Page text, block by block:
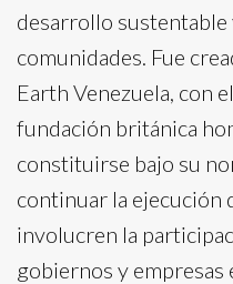
desarrollo
comunidades. Fue
Earth Venezuela, con
fundación británica
constituirse bajo su
continuar la ejecución
involucren la
gobiernos y